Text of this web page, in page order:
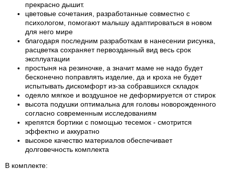
прекрасно дышит.
цветовые сочетания, разработанные совместно с
психологом, помогают малышу адаптироваться в новом
для него мире
благодаря последним разработкам в нанесении рисунка,
расцветка сохраняет первозданный вид весь срок
эксплуатации
простыня на резиночке, а значит маме не надо будет
бесконечно поправлять изделие, да и кроха не будет
испытывать дискомфорт из-за собравшихся складок
одеяло мягкое и воздушное не деформируется от стирок
высота подушки оптимальна для головы новорожденного
согласно современным исследованиям
крепятся бортики с помощью тесемок - смотрится
эффектно и аккуратно
высокое качество материалов обеспечивает
долговечность комплекта
В комплекте: